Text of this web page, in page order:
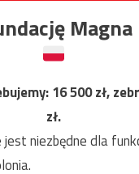
16 500zł,
zł.
niezbędne dla